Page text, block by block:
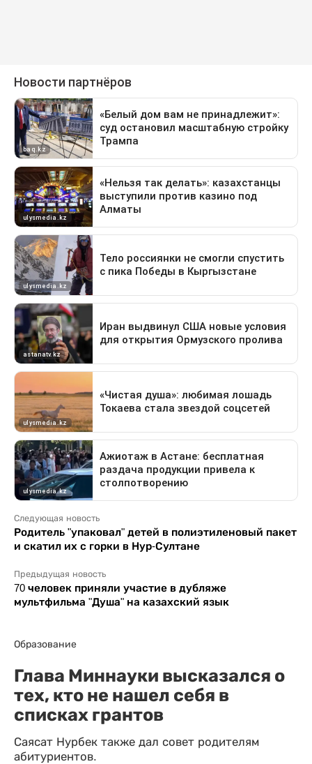
Следующая новость
Родитель "упаковал" детей в полиэтиленовый пакет
и скатил их с горки в Нур-Султане
Предыдущая новость
70 человек приняли участие в дубляже
мультфильма "Душа" на казахский язык
Образование
Глава Миннауки высказался о
тех, кто не нашел себя в
списках грантов
Саясат Нурбек также дал совет родителям
абитуриентов.